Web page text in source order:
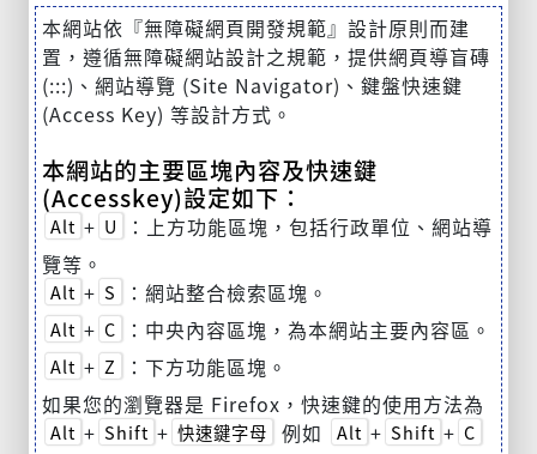
本網站依『無障礙網頁開發規範』設計原則而建
置，遵循無障礙網站設計之規範，提供網頁導盲磚
(:::)、網站導覽 (Site Navigator)、鍵盤快速鍵
(Access Key) 等設計方式。
本網站的主要區塊內容及快速鍵
(Accesskey)設定如下：
Alt + U
：上方功能區塊，包括行政單位、網站導
覽等。
Alt + S ：網站整合檢索區塊。
Alt + C ：中央內容區塊，為本網站主要內容區。
Alt + Z
：下方功能區塊。
如果您的瀏覽器是 Firefox，快速鍵的使用方法為
Alt + Shift + 快速鍵字母 例如 Alt + Shift + C